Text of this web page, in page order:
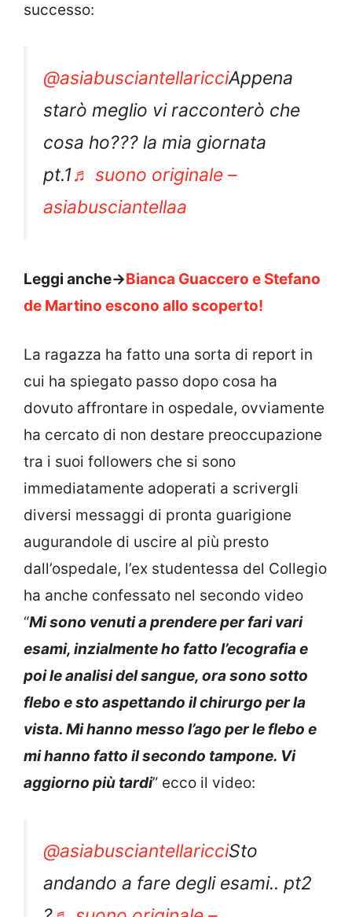
successo:
@asiabusciantellaricciAppena
starò meglio vi racconterò che
cosa ho??? la mia giornata
pt.1♬ suono originale –
asiabusciantellaa
Leggi anche->Bianca Guaccero e Stefano
de Martino escono allo scoperto!
La ragazza ha fatto una sorta di report in
cui ha spiegato passo dopo cosa ha
dovuto affrontare in ospedale, ovviamente
ha cercato di non destare preoccupazione
tra i suoi followers che si sono
immediatamente adoperati a scrivergli
diversi messaggi di pronta guarigione
augurandole di uscire al più presto
dall’ospedale, l’ex studentessa del Collegio
ha anche confessato nel secondo video
“Mi sono venuti a prendere per fari vari
esami, inzialmente ho fatto l’ecografia e
poi le analisi del sangue, ora sono sotto
flebo e sto aspettando il chirurgo per la
vista. Mi hanno messo l’ago per le flebo e
mi hanno fatto il secondo tampone. Vi
aggiorno più tardi” ecco il video:
@asiabusciantellaricciSto
andando a fare degli esami.. pt2